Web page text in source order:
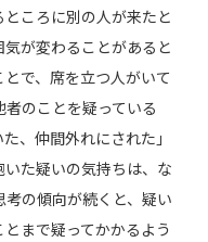
ころに別の人が来たと
が変わることがあると
で、席を立つ人がいて
のことを疑っている
、仲間外れにされた」
た疑いの気持ちは、な
の傾向が続くと、疑い
まで疑ってかかるよう